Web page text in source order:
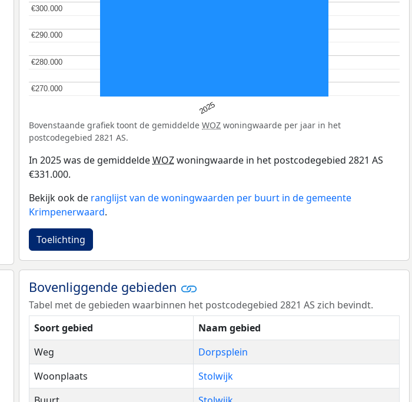
2025
€270.000
€270.000
€280.000
€280.000
€290.000
€290.000
€300.000
€300.000
Bovenstaande grafiek toont de gemiddelde WOZ woningwaarde per jaar in het
postcodegebied 2821 AS.
In 2025 was de gemiddeldeWOZwoningwaarde in het postcodegebied 2821 AS
€331.000.
Bekijk ook de ranglijst van de woningwaarden per buurt in de gemeente
Krimpenerwaard.
Toelichting
Bovenliggende gebieden
Tabel met de gebieden waarbinnen het postcodegebied 2821 AS zich bevindt.
Soort gebied
Naam gebied
Weg
Dorpsplein
Woonplaats
Stolwijk